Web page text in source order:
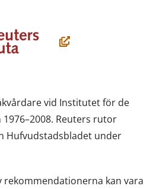
(öppnas
fönster,
du
flyttar
annan
vid Institutet för de
Reuters rutor
Hufvudstadsbladet under
rekommendationerna kan vara